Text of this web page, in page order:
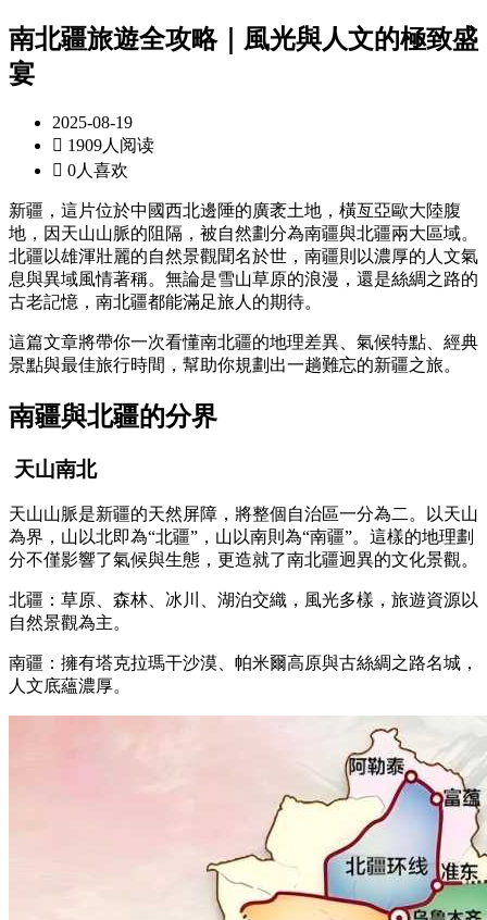
南北疆旅遊全攻略｜風光與人文的極致盛
宴
2025-08-19
 1909人阅读
 0人喜欢
新疆，這片位於中國西北邊陲的廣袤土地，橫亙亞歐大陸腹
地，因天山山脈的阻隔，被自然劃分為南疆與北疆兩大區域。
北疆以雄渾壯麗的自然景觀聞名於世，南疆則以濃厚的人文氣
息與異域風情著稱。無論是雪山草原的浪漫，還是絲綢之路的
古老記憶，南北疆都能滿足旅人的期待。
這篇文章將帶你一次看懂南北疆的地理差異、氣候特點、經典
景點與最佳旅行時間，幫助你規劃出一趟難忘的新疆之旅。
南疆與北疆的分界
天山南北
天山山脈是新疆的天然屏障，將整個自治區一分為二。以天山
為界，山以北即為“北疆”，山以南則為“南疆”。這樣的地理劃
分不僅影響了氣候與生態，更造就了南北疆迥異的文化景觀。
北疆：草原、森林、冰川、湖泊交織，風光多樣，旅遊資源以
自然景觀為主。
南疆：擁有塔克拉瑪干沙漠、帕米爾高原與古絲綢之路名城，
人文底蘊濃厚。